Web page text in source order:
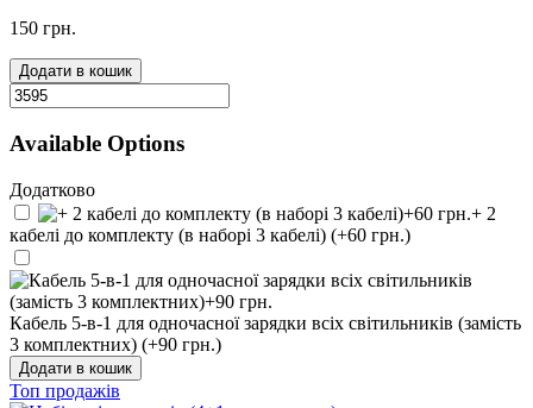
150 грн.
Додати в кошик
Available Options
Додатково
+ 2
кабелі до комплекту (в наборі 3 кабелі) (+60 грн.)
Кабель 5-в-1 для одночасної зарядки всіх світильників (замість
3 комплектних) (+90 грн.)
Додати в кошик
Топ продажів